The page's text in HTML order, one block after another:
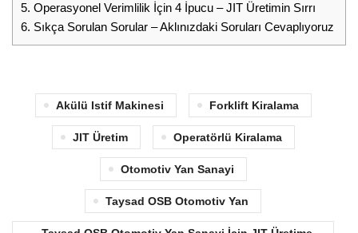
5. Operasyonel Verimlilik İçin 4 İpucu – JIT Üretimin Sırrı
6. Sıkça Sorulan Sorular – Aklınızdaki Soruları Cevaplıyoruz
Akülü Istif Makinesi Forklift Kiralama
JIT Üretim Operatörlü Kiralama
Otomotiv Yan Sanayi
Taysad OSB Otomotiv Yan